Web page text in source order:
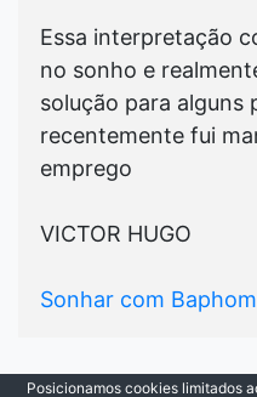
Essa interpretação
no sonho e
solução para alguns
recentemente fui
emprego
VICTOR HUGO
Sonhar com
Posicionamos cookies limitados